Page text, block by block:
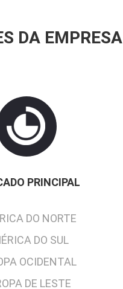
DA EMPRESA
PRINCIPAL
DO NORTE
DO SUL
OCIDENTAL
DE LESTE